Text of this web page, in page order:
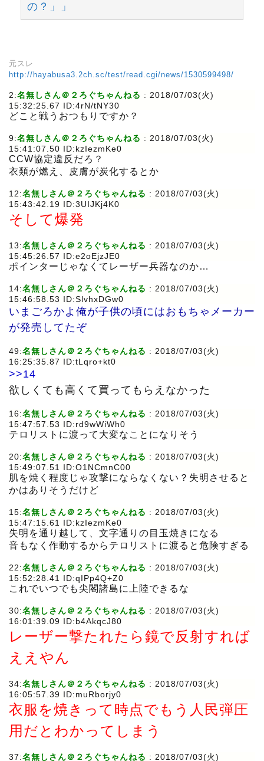
の？」」
元スレ
http://hayabusa3.2ch.sc/test/read.cgi/news/1530599498/
2:名無しさん＠２ろぐちゃんねる : 2018/07/03(火)
15:32:25.67 ID:4rN/tNY30
どこと戦うおつもりですか？
9:名無しさん＠２ろぐちゃんねる : 2018/07/03(火)
15:41:07.50 ID:kzIezmKe0
CCW協定違反だろ？
衣類が燃え、皮膚が炭化するとか
12:名無しさん＠２ろぐちゃんねる : 2018/07/03(火)
15:43:42.19 ID:3UIJKj4K0
そして爆発
13:名無しさん＠２ろぐちゃんねる : 2018/07/03(火)
15:45:26.57 ID:e2oEjzJE0
ポインターじゃなくてレーザー兵器なのか…
14:名無しさん＠２ろぐちゃんねる : 2018/07/03(火)
15:46:58.53 ID:SlvhxDGw0
いまごろかよ俺が子供の頃にはおもちゃメーカー
が発売してたぞ
49:名無しさん＠２ろぐちゃんねる : 2018/07/03(火)
16:25:35.87 ID:tLqro+kt0
>>14
欲しくても高くて買ってもらえなかった
16:名無しさん＠２ろぐちゃんねる : 2018/07/03(火)
15:47:57.53 ID:rd9wWiWh0
テロリストに渡って大変なことになりそう
20:名無しさん＠２ろぐちゃんねる : 2018/07/03(火)
15:49:07.51 ID:O1NCmnC00
肌を焼く程度じゃ攻撃にならなくない？失明させると
かはありそうだけど
15:名無しさん＠２ろぐちゃんねる : 2018/07/03(火)
15:47:15.61 ID:kzIezmKe0
失明を通り越して、文字通りの目玉焼きになる
音もなく作動するからテロリストに渡ると危険すぎる
22:名無しさん＠２ろぐちゃんねる : 2018/07/03(火)
15:52:28.41 ID:qIPp4Q+Z0
これでいつでも尖閣諸島に上陸できるな
30:名無しさん＠２ろぐちゃんねる : 2018/07/03(火)
16:01:39.09 ID:b4AkqcJ80
レーザー撃たれたら鏡で反射すれば
ええやん
34:名無しさん＠２ろぐちゃんねる : 2018/07/03(火)
16:05:57.39 ID:muRborjy0
衣服を焼きって時点でもう人民弾圧
用だとわかってしまう
37:名無しさん＠２ろぐちゃんねる : 2018/07/03(火)